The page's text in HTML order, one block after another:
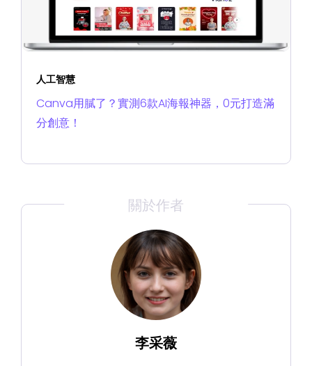
人工智慧
Canva用膩了？實測6款AI海報神器，0元打造滿
分創意！
關於作者
李采薇